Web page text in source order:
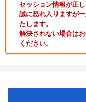
セッション情報が正
誠に恐れ入りますが
たします。
解決されない場合は
ください。